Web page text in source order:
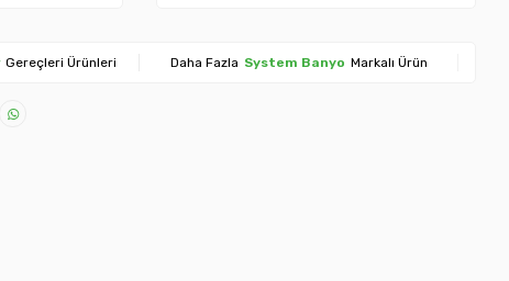
Gereçleri Ürünleri Daha Fazla System Banyo Markalı Ürün